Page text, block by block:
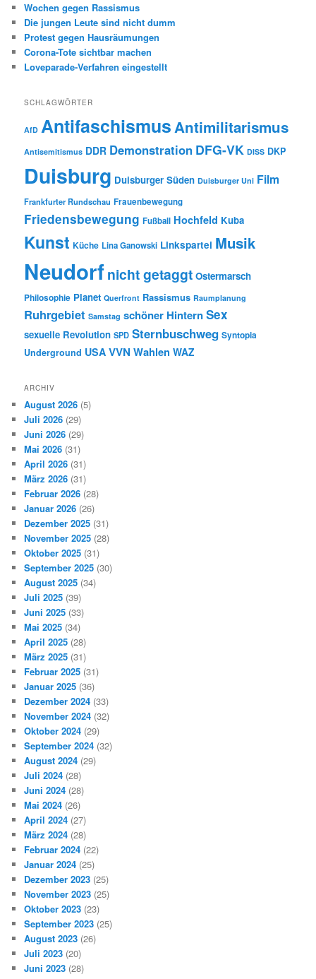
Wochen gegen Rassismus
Die jungen Leute sind nicht dumm
Protest gegen Hausräumungen
Corona-Tote sichtbar machen
Loveparade-Verfahren eingestellt
SCHLAGWÖRTER
AfD Antifaschismus Antimilitarismus
Antisemitismus DDR Demonstration DFG-VK DISS DKP
Duisburg Duisburger Süden Duisburger Uni Film
Frankfurter Rundschau Frauenbewegung
Friedensbewegung Fußball Hochfeld Kuba
Kunst Küche Lina Ganowski Linkspartei Musik
Neudorfnicht getaggt Ostermarsch
Philosophie Planet Querfront Rassismus Raumplanung
Ruhrgebiet Samstag schöner HinternSex
sexuelle Revolution SPD Sternbuschweg Syntopia
Underground USA VVN Wahlen WAZ
ARCHIV
August 2026 (5)
Juli 2026 (29)
Juni 2026 (29)
Mai 2026 (31)
April 2026 (31)
März 2026 (31)
Februar 2026 (28)
Januar 2026 (26)
Dezember 2025 (31)
November 2025 (28)
Oktober 2025 (31)
September 2025 (30)
August 2025 (34)
Juli 2025 (39)
Juni 2025 (33)
Mai 2025 (34)
April 2025 (28)
März 2025 (31)
Februar 2025 (31)
Januar 2025 (36)
Dezember 2024 (33)
November 2024 (32)
Oktober 2024 (29)
September 2024 (32)
August 2024 (29)
Juli 2024 (28)
Juni 2024 (28)
Mai 2024 (26)
April 2024 (27)
März 2024 (28)
Februar 2024 (22)
Januar 2024 (25)
Dezember 2023 (25)
November 2023 (25)
Oktober 2023 (23)
September 2023 (25)
August 2023 (26)
Juli 2023 (20)
Juni 2023 (28)